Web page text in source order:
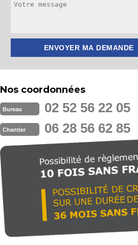
Nos coordonnées
Bureau 02 52 56 22 05
Chantier 06 28 56 62 85